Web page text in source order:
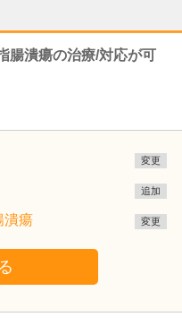
腸潰瘍の治療/対応が可
変更
追加
潰瘍 変更